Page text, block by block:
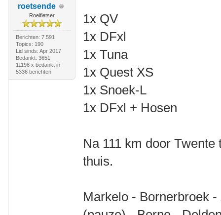
roetsende
Roeifietser
Berichten: 7.591
Topics: 190
Lid sinds: Apr 2017
Bedankt: 3651
11198 x bedankt in
5336 berichten
1x QV
1x DFxl
1x Tuna
1x Quest XS
1x Snoek-L
1x DFxl + Hosen
Na 111 km door
thuis.
Markelo - Bornerbroek